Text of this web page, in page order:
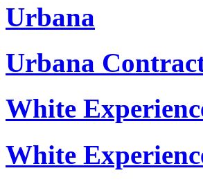
Urbana
Urbana
White
White